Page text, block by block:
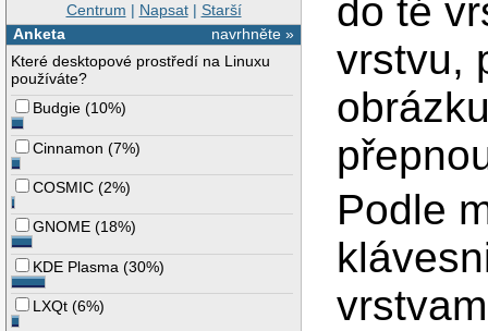
Centrum | Napsat| Starší
navrhněte »
Anketa
Které desktopové prostředí na Linuxu
používáte?
Budgie (10%)
Cinnamon (7%)
COSMIC (2%)
GNOME (18%)
KDE Plasma (30%)
LXQt (6%)
do té
vrstvu,
Podle